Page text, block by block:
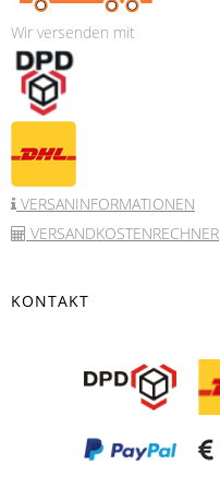
Wir versenden mit
VERSANINFORMATIONEN
VERSANDKOSTENRECHNER
KONTAKT